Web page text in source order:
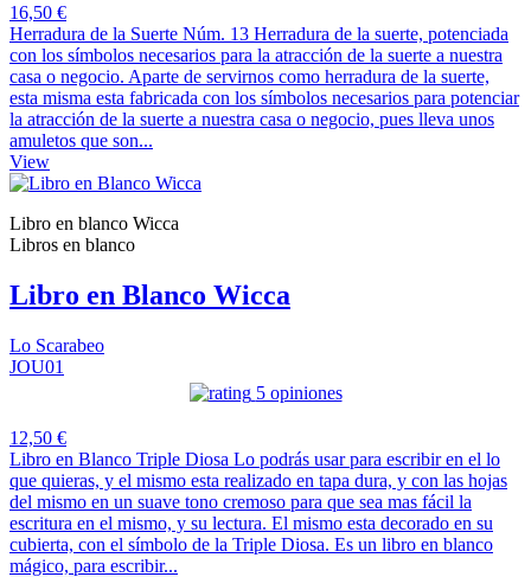
16,50 €
Herradura de la Suerte Núm. 13 Herradura de la suerte, potenciada
con los símbolos necesarios para la atracción de la suerte a nuestra
casa o negocio. Aparte de servirnos como herradura de la suerte,
esta misma esta fabricada con los símbolos necesarios para potenciar
la atracción de la suerte a nuestra casa o negocio, pues lleva unos
amuletos que son...
View
Libro en blanco Wicca
Libros en blanco
Libro en Blanco Wicca
Lo Scarabeo
JOU01
5 opiniones
12,50 €
Libro en Blanco Triple Diosa Lo podrás usar para escribir en el lo
que quieras, y el mismo esta realizado en tapa dura, y con las hojas
del mismo en un suave tono cremoso para que sea mas fácil la
escritura en el mismo, y su lectura. El mismo esta decorado en su
cubierta, con el símbolo de la Triple Diosa. Es un libro en blanco
mágico, para escribir...